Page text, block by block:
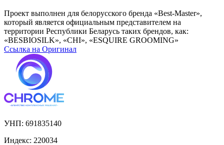
Проект выполнен для белорусского бренда «Best-Master»,
который является официальным представителем на
территории Республики Беларусь таких брендов, как:
«BESBIOSILK», «CHI», «ESQUIRE GROOMING»
Ссылка на Оригинал
УНП: 691835140
Индекс: 220034